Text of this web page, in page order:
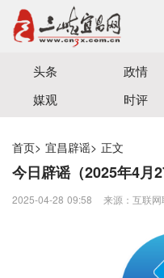
宜昌三峡融媒体中心主办
头条 政情
媒观
时评
首页> 宜昌辟谣> 正文
今日辟谣（2025年4月
2025-04-28 09:58 来源：互联